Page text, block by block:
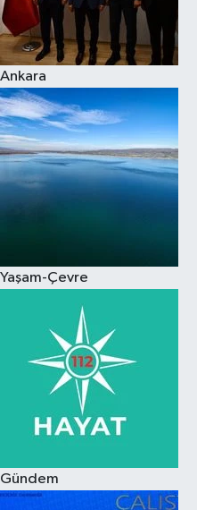
Ankara
Yaşam-Çevre
Gündem
Spor
Çocuk
Eğitim
Kim kimdir?
Kültür Sanat
Sağlık
Siyaset
Teknoloji